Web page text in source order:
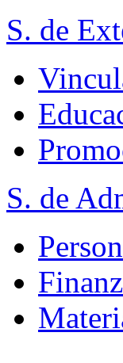
S. de
S. de